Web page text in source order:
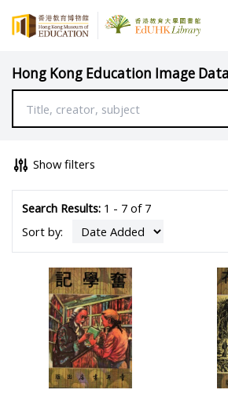
Hong Kong Education Image
Show filters
Search Results:1 - 7 of 7
Sort by: